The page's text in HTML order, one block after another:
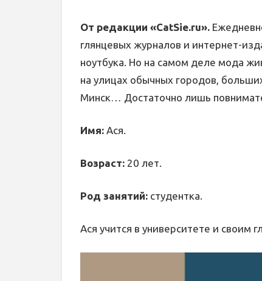
От редакции «CatSie.ru».
глянцевых журналов и интернет-
ноутбука. Но на самом деле мода
на улицах обычных городов,
Минск… Достаточно лишь
Имя: Ася.
Возраст: 20 лет.
Род занятий: студентка.
Ася учится в университете и своим